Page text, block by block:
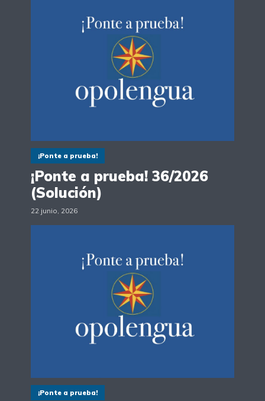
¡Ponte a prueba!
¡Ponte a prueba! 36/2026
(Solución)
22 junio, 2026
¡Ponte a prueba!